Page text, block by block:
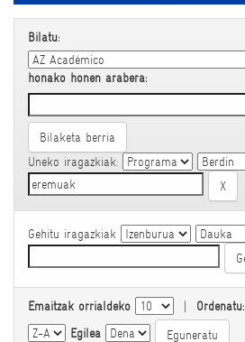
Bilatu:
honako honen arabera:
Bilaketa berria
Uneko iragazkiak:
Gehitu iragazkiak
Emaitzak orrialdeko | Ordenatu:
Egilea